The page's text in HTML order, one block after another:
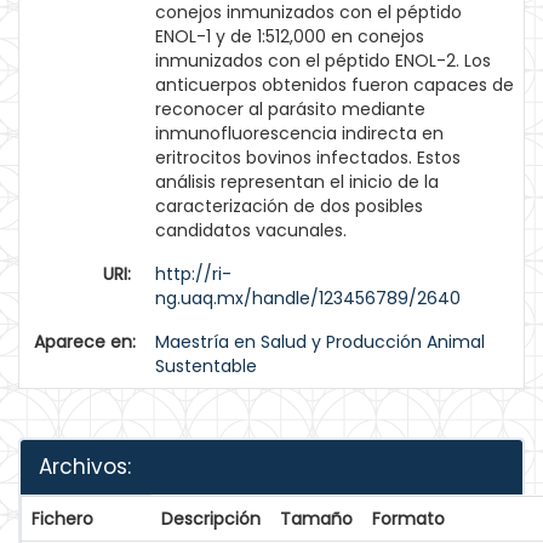
conejos inmunizados con el péptido
ENOL-1 y de 1:512,000 en conejos
inmunizados con el péptido ENOL-2. Los
anticuerpos obtenidos fueron capaces de
reconocer al parásito mediante
inmunofluorescencia indirecta en
eritrocitos bovinos infectados. Estos
análisis representan el inicio de la
caracterización de dos posibles
candidatos vacunales.
URI:
http://ri-
ng.uaq.mx/handle/123456789/2640
Aparece en:
Maestría en Salud y Producción Animal
Sustentable
Archivos:
Fichero Descripción Tamaño
Formato